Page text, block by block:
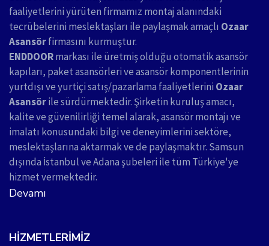
faaliyetlerini yürüten firmamız montaj alanındaki
tecrübelerini meslektaşları ile paylaşmak amaçlı Ozaar
Asansörfirmasını kurmuştur.
ENDDOORmarkası ile üretmiş olduğu otomatik asansör
kapıları, paket asansörleri ve asansör komponentlerinin
yurtdışı ve yurtiçi satış/pazarlama faaliyetlerini Ozaar
Asansörile sürdürmektedir. Şirketin kuruluş amacı,
kalite ve güvenilirliği temel alarak, asansör montajı ve
imalatı konusundaki bilgi ve deneyimlerini sektöre,
meslektaşlarına aktarmak ve de paylaşmaktır. Samsun
dışında İstanbul ve Adana şubeleri ile tüm Türkiye'ye
hizmet vermektedir.
Devamı
HIZMETLERIMIZ